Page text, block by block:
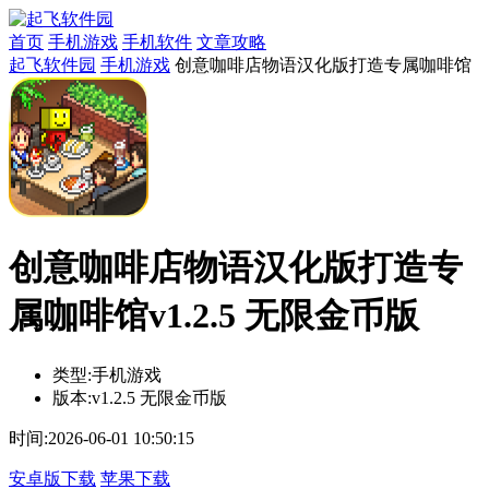
首页 手机游戏 手机软件 文章攻略
起飞软件园 手机游戏 创意咖啡店物语汉化版打造专属咖啡馆
创意咖啡店物语汉化版打造专
属咖啡馆v1.2.5 无限金币版
类型:手机游戏
版本:v1.2.5 无限金币版
时间:2026-06-01 10:50:15
安卓版下载 苹果下载